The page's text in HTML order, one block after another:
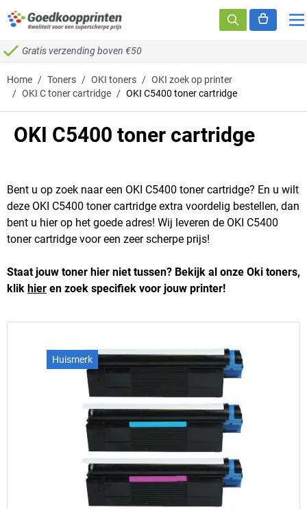
Ga naar de inhoud
Gratis verzending boven €50
Home / Toners / OKI toners / OKI zoek op printer
/ OKI C toner cartridge / OKI C5400 toner cartridge
OKI C5400 toner cartridge
Bent u op zoek naar een OKI C5400 toner cartridge? En u wilt
deze OKI C5400 toner cartridge extra voordelig bestellen, dan
bent u hier op het goede adres! Wij leveren de OKI C5400
toner cartridge voor een zeer scherpe prijs!
Staat jouw toner hier niet tussen? Bekijk al onze Oki toners,
klik hier en zoek specifiek voor jouw printer!
Huismerk